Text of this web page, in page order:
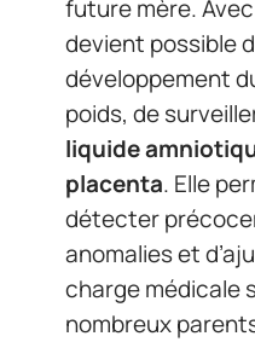
future mère.
devient possible
développement
poids, de
liquide
placenta. Elle
détecter
anomalies et
charge médicale
nombreux